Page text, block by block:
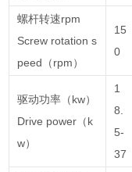
螺杆转速rpm
Screw rotation s
peed（rpm）
15
0
驱动功率（kw）
Drive power（k
w）
1
8.
5-
37